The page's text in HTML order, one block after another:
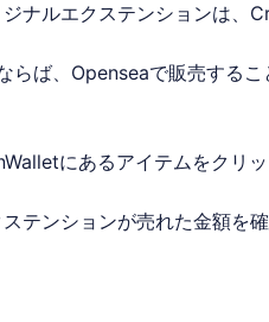
ジナルエクステンションは
ば、Openseaで販売するこ
にあるアイテムをクリ
テンションが売れた金額を